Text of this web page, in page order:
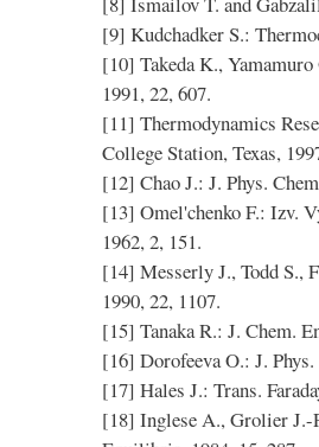
[9] Kudchadker S.:
[10] Takeda K.,
1991, 22, 607.
[11] Thermodynamics
College Station, Texas,
[12] Chao J.: J. Phys.
[13] Omel'chenko F.: Izv.
1962, 2, 151.
[14] Messerly J., Todd S.,
1990, 22, 1107.
[15] Tanaka R.: J. Chem.
[16] Dorofeeva O.: J.
[17] Hales J.: Trans.
[18] Inglese A., Grolier J.-